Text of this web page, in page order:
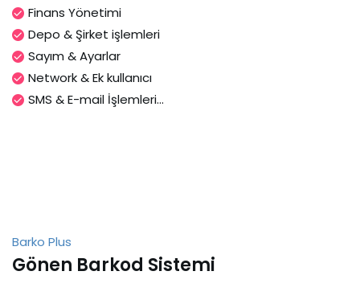
Finans Yönetimi
Depo & Şirket işlemleri
Sayım & Ayarlar
Network & Ek kullanıcı
SMS & E-mail İşlemleri...
Barko Plus
Gönen Barkod Sistemi